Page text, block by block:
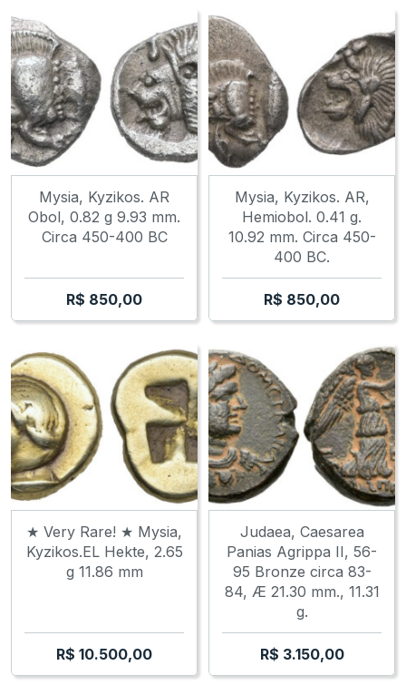
Mysia, Kyzikos. AR
Obol, 0.82 g 9.93 mm.
Circa 450-400 BC
R$ 850,00
Mysia, Kyzikos. AR,
Hemiobol. 0.41 g.
10.92 mm. Circa 450-
400 BC.
R$ 850,00
★ Very Rare! ★ Mysia,
Kyzikos.EL Hekte, 2.65
g 11.86 mm
R$ 10.500,00
Judaea, Caesarea
Panias Agrippa II, 56-
95 Bronze circa 83-
84, Æ 21.30 mm., 11.31
g.
R$ 3.150,00